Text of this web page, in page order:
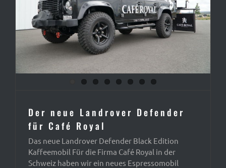
Der neue Landrover Defender
für Café Royal
Das neue Landrover Defender Black Edition
Kaffeemobil Für die Firma Café Royal in der
Schweiz haben wir ein neues Espressomobil